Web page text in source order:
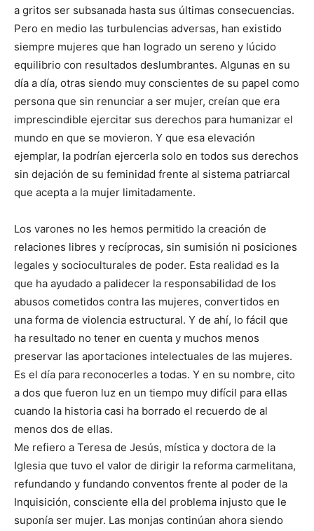
a gritos ser subsanada hasta sus últimas consecuencias.
Pero en medio las turbulencias adversas, han existido
siempre mujeres que han logrado un sereno y lúcido
equilibrio con resultados deslumbrantes. Algunas en su
día a día, otras siendo muy conscientes de su papel como
persona que sin renunciar a ser mujer, creían que era
imprescindible ejercitar sus derechos para humanizar el
mundo en que se movieron. Y que esa elevación
ejemplar, la podrían ejercerla solo en todos sus derechos
sin dejación de su feminidad frente al sistema patriarcal
que acepta a la mujer limitadamente.
Los varones no les hemos permitido la creación de
relaciones libres y recíprocas, sin sumisión ni posiciones
legales y socioculturales de poder. Esta realidad es la
que ha ayudado a palidecer la responsabilidad de los
abusos cometidos contra las mujeres, convertidos en
una forma de violencia estructural. Y de ahí, lo fácil que
ha resultado no tener en cuenta y muchos menos
preservar las aportaciones intelectuales de las mujeres.
Es el día para reconocerles a todas. Y en su nombre, cito
a dos que fueron luz en un tiempo muy difícil para ellas
cuando la historia casi ha borrado el recuerdo de al
menos dos de ellas.
Me refiero a Teresa de Jesús, mística y doctora de la
Iglesia que tuvo el valor de dirigir la reforma carmelitana,
refundando y fundando conventos frente al poder de la
Inquisición, consciente ella del problema injusto que le
suponía ser mujer. Las monjas continúan ahora siendo